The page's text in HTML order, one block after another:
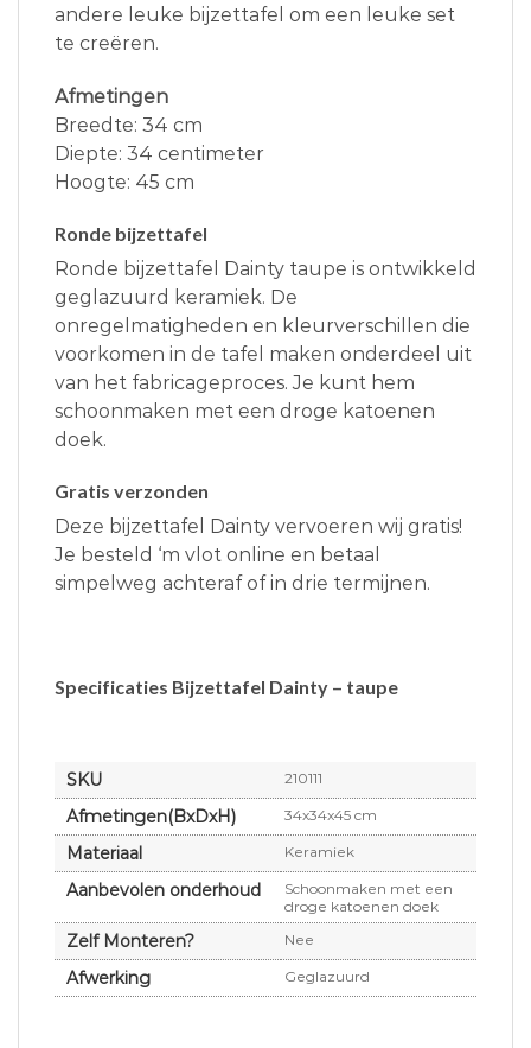
andere leuke bijzettafel om een leuke set
te creëren.
Afmetingen
Breedte: 34 cm
Diepte: 34 centimeter
Hoogte: 45 cm
Ronde bijzettafel
Ronde bijzettafel Dainty taupe is ontwikkeld
geglazuurd keramiek. De
onregelmatigheden en kleurverschillen die
voorkomen in de tafel maken onderdeel uit
van het fabricageproces. Je kunt hem
schoonmaken met een droge katoenen
doek.
Gratis verzonden
Deze bijzettafel Dainty vervoeren wij gratis!
Je besteld ‘m vlot online en betaal
simpelweg achteraf of in drie termijnen.
Specificaties Bijzettafel Dainty – taupe
SKU 210111
Afmetingen(BxDxH) 34x34x45 cm
Materiaal Keramiek
Aanbevolen onderhoud
Schoonmaken met een
droge katoenen doek
Zelf Monteren? Nee
Afwerking Geglazuurd